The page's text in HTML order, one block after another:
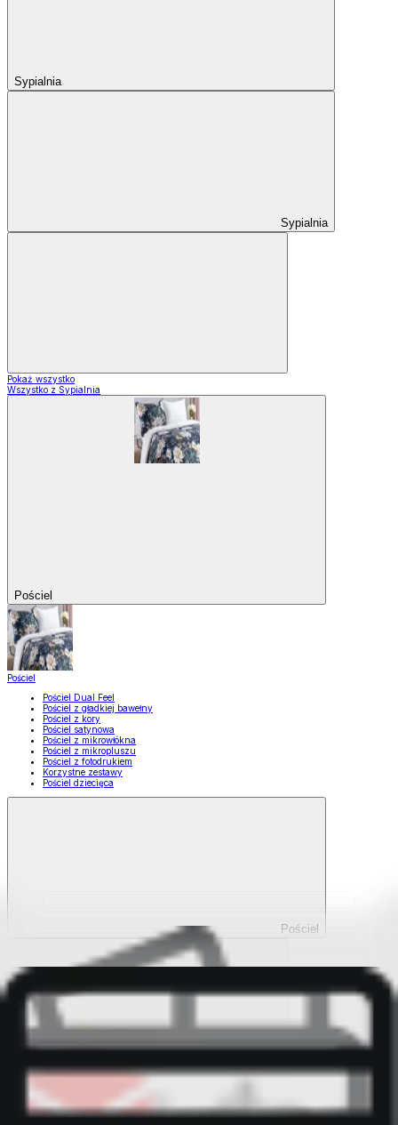
Sypialnia
Sypialnia
Pokaż wszystko
Wszystko z Sypialnia
Pościel
Pościel
Pościel Dual Feel
Pościel z gładkiej bawełny
Pościel z kory
Pościel satynowa
Pościel z mikrowłókna
Pościel z mikropluszu
Pościel z fotodrukiem
Korzystne zestawy
Pościel dziecięca
Pościel